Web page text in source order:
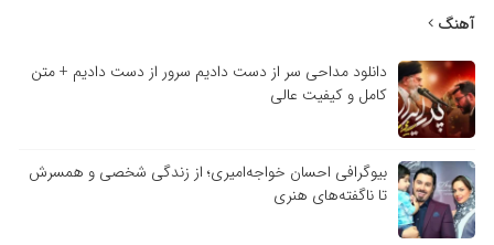
آهنگ
دانلود مداحی سر از دست دادیم سرور از دست دادیم + متن
کامل و کیفیت عالی
بیوگرافی احسان خواجه‌امیری؛ از زندگی شخصی و همسرش
تا ناگفته‌های هنری